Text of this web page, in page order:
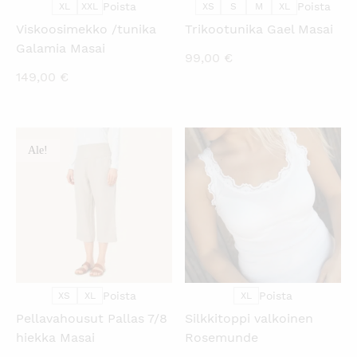
XL XXL Poista
Viskoosimekko /tunika
Galamia Masai
149,00 €
XS S M XL Poista
Trikootunika Gael Masai
99,00 €
Ale!
XS XL Poista
Pellavahousut Pallas 7/8
hiekka Masai
XL Poista
Silkkitoppi valkoinen
Rosemunde